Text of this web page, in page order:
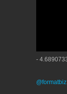
-
@formatbiz